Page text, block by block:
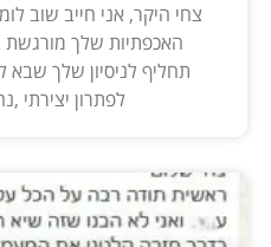
צחי היקר, אני חייב שוב
האכפתיות שלך
תחליף לניסיון שלך שבא
לפתרון יצירתי